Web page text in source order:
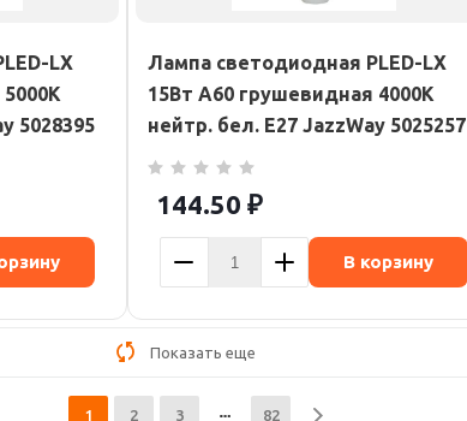
LX
5028395
Лампа светодиодная PLED-LX
15Вт A60 грушевидная 4000К
нейтр. бел. E27 JazzWay 5025257
144.50 ₽
В корзину
Показать еще
1 2 3 82